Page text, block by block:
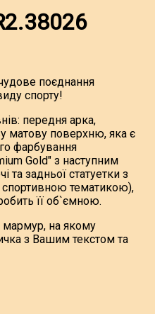
поєднання
спорту!
передня арка,
матову поверхню, яка є
фарбування
Gold" з наступним
та задньої статуетки з
тематикою),
її об`ємною.
мармур, на якому
з Вашим текстом та